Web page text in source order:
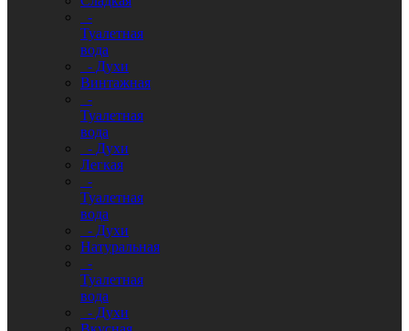
-
Туалетная
вода
- Духи
Винтажная
-
Туалетная
вода
- Духи
Легкая
-
Туалетная
вода
- Духи
Натуральная
-
Туалетная
вода
- Духи